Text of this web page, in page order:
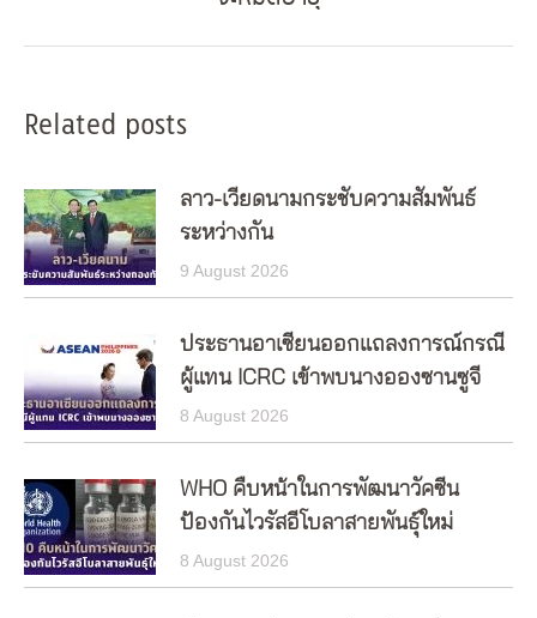
post:
Related posts
ลาว-เวียดนามกระชับความสัมพันธ์
ระหว่างกัน
9 August 2026
ประธานอาเซียนออกแถลงการณ์กรณี
ผู้แทน ICRC เข้าพบนางอองซานซูจี
8 August 2026
WHO คืบหน้าในการพัฒนาวัคซีน
ป้องกันไวรัสอีโบลาสายพันธุ์ใหม่
8 August 2026